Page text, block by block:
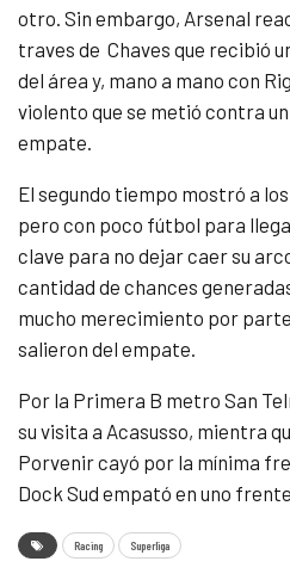
otro. Sin embargo, Arsenal
traves de Chaves que recibió
del área y, mano a mano con
violento que se metió contra
empate.
El segundo tiempo mostró a
pero con poco fútbol para
clave para no dejar caer su
cantidad de chances
mucho merecimiento por
salieron del empate.
Por la Primera B metro San
su visita a Acasusso, mientra
Porvenir cayó por la mínima
Dock Sud empató en uno
Racing Superliga